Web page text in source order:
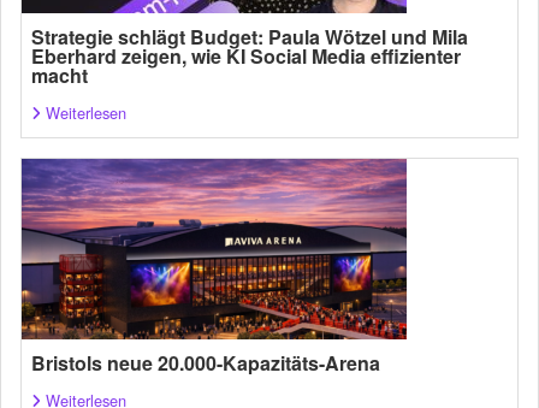
Strategie schlägt Budget: Paula Wötzel und Mila
Eberhard zeigen, wie KI Social Media effizienter
macht
Weiterlesen
Bristols neue 20.000-Kapazitäts-Arena
Weiterlesen